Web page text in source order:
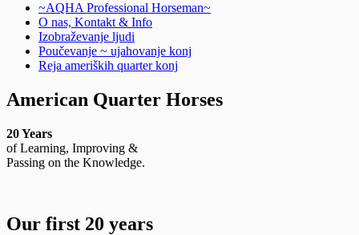
~AQHA Professional Horseman~
O nas, Kontakt & Info
Izobraževanje ljudi
Poučevanje ~ ujahovanje konj
Reja ameriških quarter konj
American Quarter Horses
20 Years
of Learning, Improving &
Passing on the Knowledge.
Our first 20 years